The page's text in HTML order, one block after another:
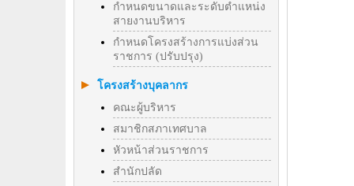
กำหนดขนาดและระดับตำแหน่ง
สายงานบริหาร
กำหนดโครงสร้างการแบ่งส่วน
ราชการ (ปรับปรุง)
โครงสร้างบุคลากร
คณะผู้บริหาร
สมาชิกสภาเทศบาล
หัวหน้าส่วนราชการ
สำนักปลัด